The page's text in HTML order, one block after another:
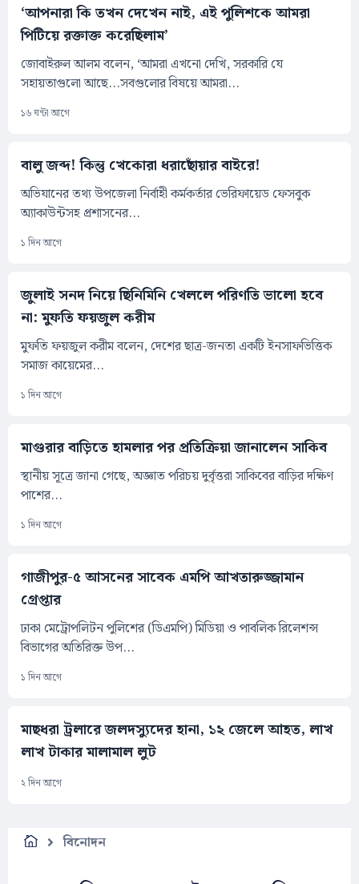
‘আপনারা কি তখন দেখেন নাই, এই পুলিশকে আমরা
পিটিয়ে রক্তাক্ত করেছিলাম’
জোবাইরুল আলম বলেন, ‘আমরা এখনো দেখি, সরকারি যে
সহায়তাগুলো আছে...সবগুলোর বিষয়ে আমরা...
১৬ ঘন্টা আগে
বালু জব্দ! কিন্তু খেকোরা ধরাছোঁয়ার বাইরে!
অভিযানের তথ্য উপজেলা নির্বাহী কর্মকর্তার ভেরিফায়েড ফেসবুক
অ্যাকাউন্টসহ প্রশাসনের...
১ দিন আগে
জুলাই সনদ নিয়ে ছিনিমিনি খেললে পরিণতি ভালো হবে
না: মুফতি ফয়জুল করীম
মুফতি ফয়জুল করীম বলেন, দেশের ছাত্র-জনতা একটি ইনসাফভিত্তিক
সমাজ কায়েমের...
১ দিন আগে
মাগুরার বাড়িতে হামলার পর প্রতিক্রিয়া জানালেন সাকিব
স্থানীয় সূত্রে জানা গেছে, অজ্ঞাত পরিচয় দুর্বৃত্তরা সাকিবের বাড়ির দক্ষিণ
পাশের...
১ দিন আগে
গাজীপুর-৫ আসনের সাবেক এমপি আখতারুজ্জামান
গ্রেপ্তার
ঢাকা মেট্রোপলিটন পুলিশের (ডিএমপি) মিডিয়া ও পাবলিক রিলেশন্স
বিভাগের অতিরিক্ত উপ...
১ দিন আগে
মাছধরা ট্রলারে জলদস্যুদের হানা, ১২ জেলে আহত, লাখ
লাখ টাকার মালামাল লুট
২ দিন আগে
বিনোদন